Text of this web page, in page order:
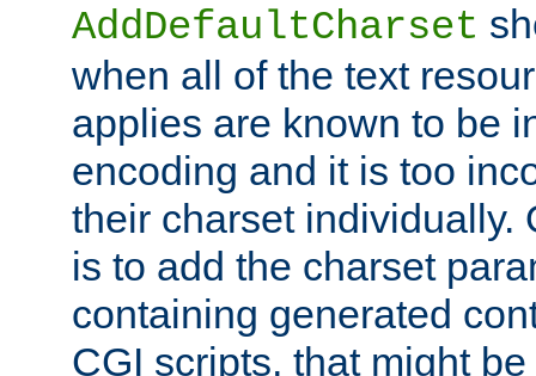
AddDefaultCharset
when all of the text
applies are known to be
encoding and it is too
their charset individually.
is to add the charset
containing generated
CGI scripts, that might